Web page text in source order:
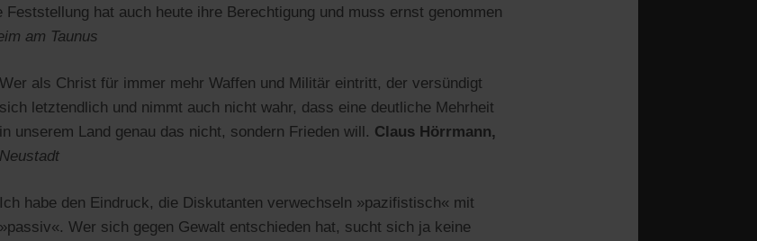
hat auch heute ihre Berechtigung und muss ernst genommen
am Taunus
Wer als Christ für immer mehr Waffen und Militär eintritt, der versündigt
sich letztendlich und nimmt auch nicht wahr, dass eine deutliche Mehrheit
in unserem Land genau das nicht, sondern Frieden will. Claus Hörrmann,
Neustadt
Ich habe den Eindruck, die Diskutanten verwechseln »pazifistisch« mit
»passiv«. Wer sich gegen Gewalt entschieden hat, sucht sich ja keine